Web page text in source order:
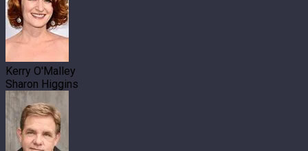
Kerry O'Malley
Sharon Higgins